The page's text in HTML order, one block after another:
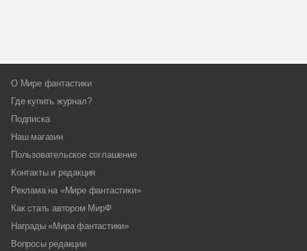
О Мире фантастики
Где купить журнал?
Подписка
Наш магазин
Пользовательское соглашение
Контакты и редакция
Реклама на «Мире фантастики»
Как стать автором МирФ
Награды «Мира фантастики»
Вопросы редакции